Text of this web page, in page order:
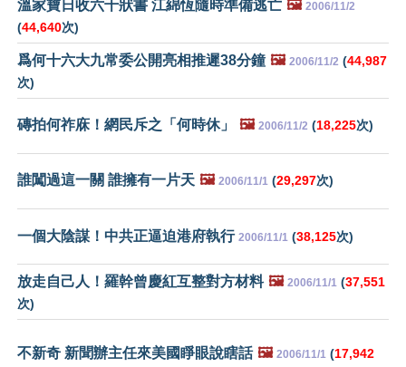
溫家寶日收六千狀書 江綿恆隨時準備逃亡 🖼️ 2006/11/2
(44,640次)
爲何十六大九常委公開亮相推遲38分鐘 🖼️ 2006/11/2 (44,987
次)
磚拍何祚庥！網民斥之「何時休」 🖼️ 2006/11/2 (18,225次)
誰闖過這一關 誰擁有一片天 🖼️ 2006/11/1 (29,297次)
一個大陰謀！中共正逼迫港府執行 2006/11/1 (38,125次)
放走自己人！羅幹曾慶紅互整對方材料 🖼️ 2006/11/1 (37,551
次)
不新奇 新聞辦主任來美國睜眼說瞎話 🖼️ 2006/11/1 (17,942